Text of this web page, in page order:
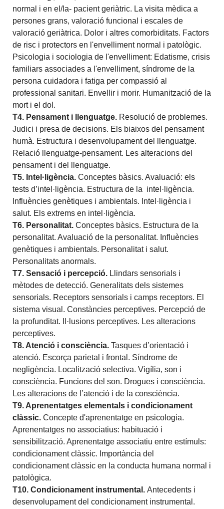
normal i en el/la- pacient geriàtric. La visita mèdica a
persones grans, valoració funcional i escales de
valoració geriàtrica. Dolor i altres comorbiditats. Factors
de risc i protectors en l'envelliment normal i patològic.
Psicologia i sociologia de l'envelliment: Edatisme, crisis
familiars associades a l'envelliment, síndrome de la
persona cuidadora i fatiga per compassió al
professional sanitari. Envellir i morir. Humanització de la
mort i el dol.
T4. Pensament i llenguatge. Resolució de problemes.
Judici i presa de decisions. Els biaixos del pensament
humà. Estructura i desenvolupament del llenguatge.
Relació llenguatge-pensament. Les alteracions del
pensament i del llenguatge.
T5. Intel·ligència.Conceptes bàsics. Avaluació: els
tests d’intel·ligència. Estructura de la intel·ligència.
Influències genètiques i ambientals. Intel·ligència i
salut. Els extrems en intel·ligència.
T6. Personalitat.Conceptes bàsics. Estructura de la
personalitat. Avaluació de la personalitat. Influències
genètiques i ambientals. Personalitat i salut.
Personalitats anormals.
T7. Sensació i percepció. Llindars sensorials i
mètodes de detecció. Generalitats dels sistemes
sensorials. Receptors sensorials i camps receptors. El
sistema visual. Constàncies perceptives. Percepció de
la profunditat. Il·lusions perceptives. Les alteracions
perceptives.
T8. Atenció i consciència. Tasques d’orientació i
atenció. Escorça parietal i frontal. Síndrome de
negligència. Localització selectiva. Vigília, son i
consciència. Funcions del son. Drogues i consciència.
Les alteracions de l’atenció i de la consciència.
T9. Aprenentatges elementals i condicionament
clàssic.Concepte d'aprenentatge en psicologia.
Aprenentatges no associatius: habituació i
sensibilització. Aprenentatge associatiu entre estímuls:
condicionament clàssic. Importància del
condicionament clàssic en la conducta humana normal i
patològica.
T10. Condicionament instrumental .Antecedents i
desenvolupament del condicionament instrumental.